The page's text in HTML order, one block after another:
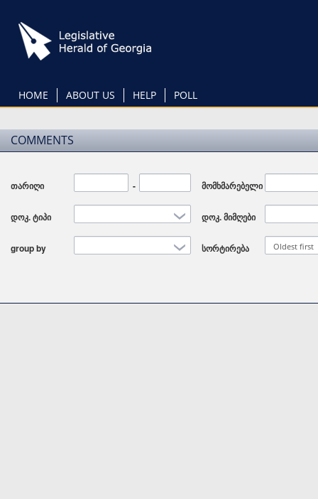
main
content
HOME ABOUT US HELP POLL
COMMENTS
თარიღი - მომხმარებელი
დოკ. ტიპი დოკ. მიმღები
group by სორტირება Oldest first